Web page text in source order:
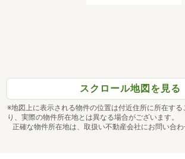
スクロール地図を見る
※地図上に表示される物件の位置は付近住所に所在する
り、実際の物件所在地とは異なる場合がございます。
正確な物件所在地は、取扱い不動産会社にお問い合わ